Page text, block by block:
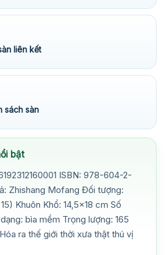
liên kết
sách sàn
bật
ISBN: 978-604-2-
Zhishang Mofang Đối tượng:
Khuôn Khổ: 14,5×18 cm Số
bìa mềm Trọng lượng: 165
ra thế giới thời xưa thật thú vị